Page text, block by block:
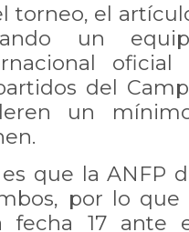
torneo, el
un
del
un
que la ANFP
por lo
fecha 17 ante